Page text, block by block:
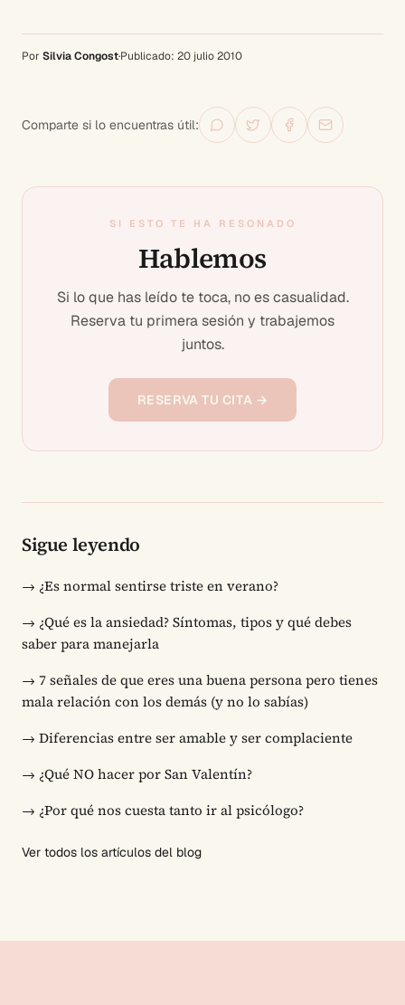
Por Silvia Congost·Publicado: 20 julio 2010
Comparte si lo encuentras útil:
SI ESTO TE HA RESONADO
Hablemos
Si lo que has leído te toca, no es casualidad.
Reserva tu primera sesión y trabajemos
juntos.
RESERVA TU CITA →
Sigue leyendo
→ ¿Es normal sentirse triste en verano?
→ ¿Qué es la ansiedad? Síntomas, tipos y qué debes
saber para manejarla
→ 7 señales de que eres una buena persona pero tienes
mala relación con los demás (y no lo sabías)
→ Diferencias entre ser amable y ser complaciente
→ ¿Qué NO hacer por San Valentín?
→ ¿Por qué nos cuesta tanto ir al psicólogo?
Ver todos los artículos del blog